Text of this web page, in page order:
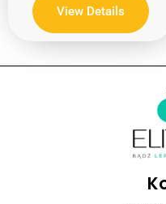
View Details